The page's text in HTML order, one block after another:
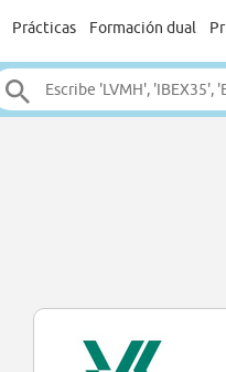
Prácticas Formación dual